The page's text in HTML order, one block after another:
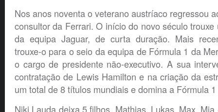
Nos anos noventa o veterano austríaco regressou
consultor da Ferrari. O início do novo século
da equipa Jaguar, de curta duração. Mais
trouxe-o para o seio da equipa de Fórmula 1 da
o cargo de presidente não-executivo. A sua
contratação de Lewis Hamilton e na criação da
um total de 8 títulos mundiais e domina a Fórmula
Niki Lauda deixa 5 filhos, Mathias, Lukas, Max,